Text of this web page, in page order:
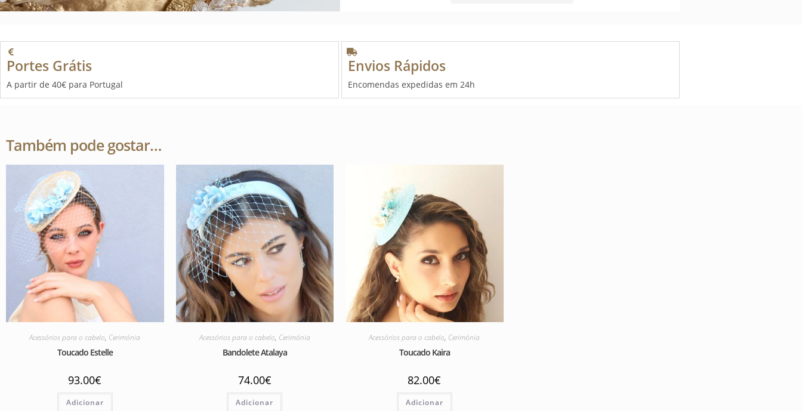
Portes Grátis
A partir de 40€ para Portugal
Envios Rápidos
Encomendas expedidas em 24h
Também pode gostar…
Acessórios para o cabelo, Cerimónia
Toucado Estelle
93.00€
Adicionar
Acessórios para o cabelo, Cerimónia
Bandolete Atalaya
74.00€
Adicionar
Acessórios para o cabelo, Cerimónia
Toucado Kaira
82.00€
Adicionar